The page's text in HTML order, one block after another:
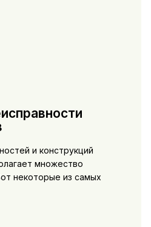
и конструкций
множество
некоторые из самых